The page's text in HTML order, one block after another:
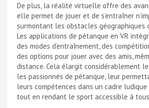
De plus, la réalité virtuelle offre des
elle permet de jouer et de s’entraîner
surmontant les obstacles géographiques
Les applications de pétanque en VR
des modes d’entraînement, des
des options pour jouer avec des amis,
distance. Cela élargit considérablement
les passionnés de pétanque, leur
leurs compétences dans un cadre
tout en rendant le sport accessible à